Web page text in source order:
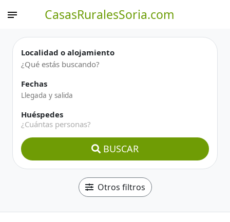
CasasRuralesSoria.com
Localidad o alojamiento
Fechas
Huéspedes
¿Cuántas personas?
BUSCAR
Otros filtros